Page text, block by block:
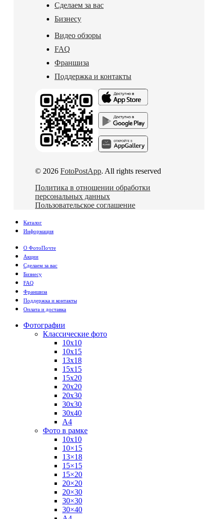
Сделаем за вас
Бизнесу
Видео обзоры
FAQ
Франшиза
Поддержка и контакты
© 2026 FotoPostApp. All rights reserved
Политика в отношении обработки
персональных данных
Пользовательское соглашение
Каталог
Информация
О ФотоПочте
Акции
Сделаем за вас
Бизнесу
FAQ
Франшиза
Поддержка и контакты
Оплата и доставка
Фотографии
Классические фото
10х10
10х15
13х18
15х15
15х20
20х20
20х30
30х30
30х40
А4
Фото в рамке
10х10
10×15
13×18
15×15
15×20
20×20
20×30
30×30
30×40